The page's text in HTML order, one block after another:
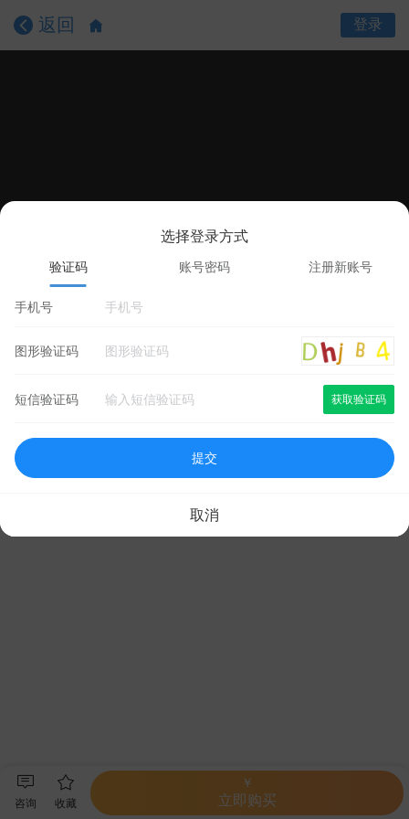
返回 登录
咨询 收藏
￥
立即购买
选择登录方式
验证码 账号密码 注册新账号
手机号
图形验证码
短信验证码 获取验证码
提交
取消